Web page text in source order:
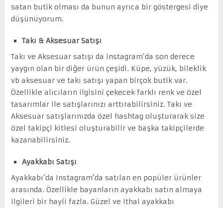
satan butik olması da bunun ayrıca bir göstergesi diye
düşünüyorum.
Takı & Aksesuar Satışı
Takı ve Aksesuar satışı da instagram’da son derece
yaygın olan bir diğer ürün çeşidi. Küpe, yüzük, bileklik
vb aksesuar ve takı satışı yapan birçok butik var.
Özellikle alıcıların ilgisini çekecek farklı renk ve özel
tasarımlar ile satışlarınızı arttırabilirsiniz. Takı ve
Aksesuar satışlarınızda özel hashtag oluşturarak size
özel takipçi kitlesi oluşturabilir ve başka takipçilerde
kazanabilirsiniz.
Ayakkabı Satışı
Ayakkabı’da Instagram’da satılan en popüler ürünler
arasında. Özellikle bayanların ayakkabı satın almaya
ilgileri bir hayli fazla. Güzel ve ithal ayakkabı